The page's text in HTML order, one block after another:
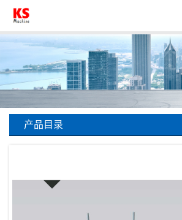
产品目录